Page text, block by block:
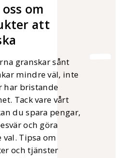
om
att
granskar sånt
mindre väl, inte
har bristande
Tack vare vårt
du spara pengar,
och göra
val. Tipsa om
och tjänster